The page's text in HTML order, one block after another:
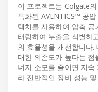
이 프로젝트는 Colgate
특화된 AVENTICS™ 공
텍처를 사용하여 압축
터링하여 누출을 식별하
의 효율성을 개선합니다.
대한 의존도가 높다는 점
너지 소모를 줄이면 지
라 전반적인 장비 성능